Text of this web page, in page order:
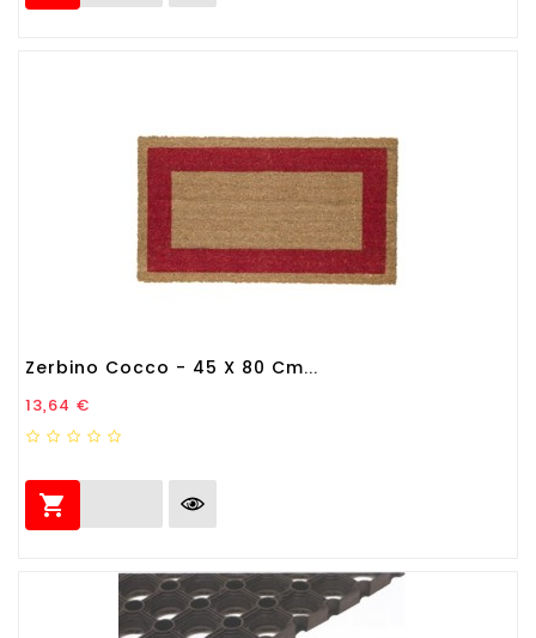
Zerbino Cocco - 45 X 80 Cm...
Prezzo
13,64 €
